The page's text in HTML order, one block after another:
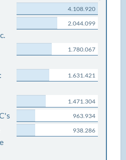
4.108.920
2.044.099
1.780.067
1.631.421
1.471.304
963.934
938.286